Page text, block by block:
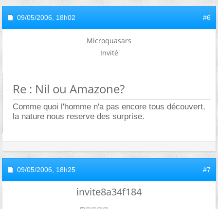
09/05/2006, 18h02 #6
Microquasars
Invité
Re : Nil ou Amazone?
Comme quoi l'homme n'a pas encore tous découvert,
la nature nous reserve des surprise.
09/05/2006, 18h25 #7
invite8a34f184